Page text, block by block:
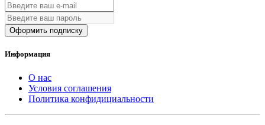
Оформить подписку
Информация
О нас
Условия соглашения
Политика конфидициальности